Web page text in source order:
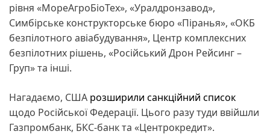
рівня «МореАгроБіоТех», «Уралдронзавод»,
Симбірське конструкторське бюро «Піранья», «ОКБ
безпілотного авіабудування», Центр комплексних
безпілотних рішень, «Російський Дрон Рейсинг –
Груп» та інші.
Нагадаємо, США розширили санкційний список
щодо Російської Федерації. Цього разу туди ввійшли
Газпромбанк, БКС-банк та «Центрокредит».